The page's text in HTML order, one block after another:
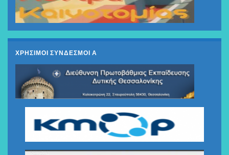
ΧΡΗΣΙΜΟΙ ΣΥΝΔΕΣΜΟΙ Α